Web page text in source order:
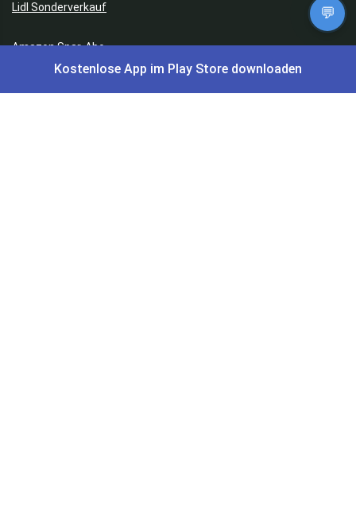
Lidl Sonderverkauf
Amazon Spar-Abo
💬
Kostenlose App im Play Store downloaden